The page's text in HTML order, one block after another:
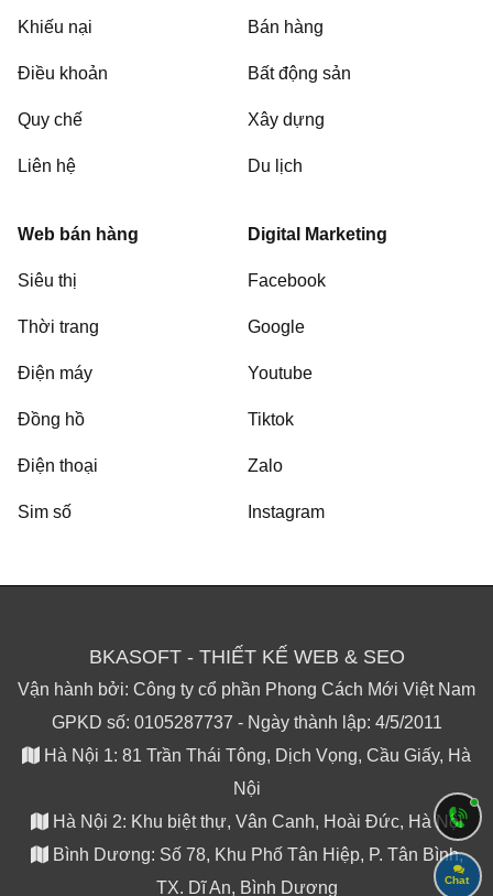
Khiếu nại
Điều khoản
Quy chế
Liên hệ
Bán hàng
Bất động sản
Xây dựng
Du lịch
Web bán hàng
Siêu thị
Thời trang
Điện máy
Đồng hồ
Điện thoại
Sim số
Digital Marketing
Facebook
Google
Youtube
Tiktok
Zalo
Instagram
BKASOFT - THIẾT KẾ WEB & SEO
Vận hành bởi: Công ty cổ phần Phong Cách Mới Việt Nam
GPKD số: 0105287737 - Ngày thành lập: 4/5/2011
Hà Nội 1: 81 Trần Thái Tông, Dịch Vọng, Cầu Giấy, Hà
Nội
Hà Nội 2: Khu biệt thự, Vân Canh, Hoài Đức, Hà Nội
Bình Dương: Số 78, Khu Phố Tân Hiệp, P. Tân Bình,
TX. Dĩ An, Bình Dương
Chat